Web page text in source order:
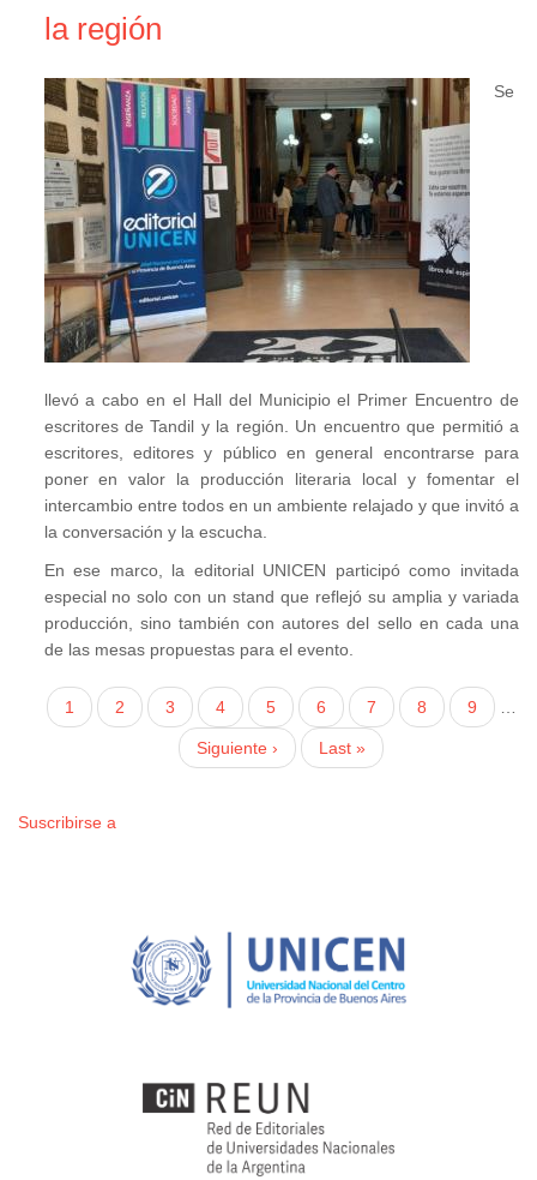
la región
Se
llevó a cabo en el Hall del Municipio el Primer Encuentro de
escritores de Tandil y la región. Un encuentro que permitió a
escritores, editores y público en general encontrarse para
poner en valor la producción literaria local y fomentar el
intercambio entre todos en un ambiente relajado y que invitó a
la conversación y la escucha.
En ese marco, la editorial UNICEN participó como invitada
especial no solo con un stand que reflejó su amplia y variada
producción, sino también con autores del sello en cada una
de las mesas propuestas para el evento.
Paginación
Página
actual
1 Página
2 Página
3 Página
4 Página
5 Página
6 Página
7 Página
8 Página
9 …
Siguiente
página
Siguiente ›
Última
página
Last »
Suscribirse a